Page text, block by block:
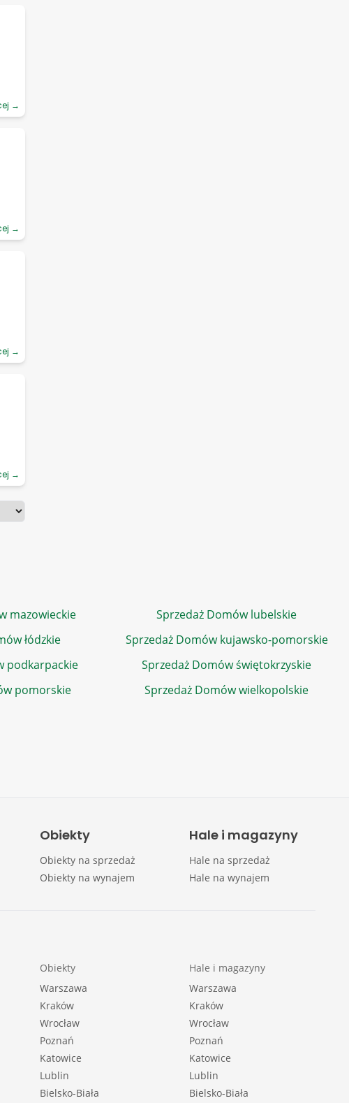
→
→
→
→
mazowieckie
Sprzedaż Domów lubelskie
łódzkie
Sprzedaż Domów kujawsko-pomorskie
podkarpackie
Sprzedaż Domów świętokrzyskie
pomorskie Sprzedaż Domów wielkopolskie
Obiekty
Obiekty na sprzedaż
Obiekty na wynajem
Hale i magazyny
Hale na sprzedaż
Hale na wynajem
Obiekty
Warszawa
Kraków
Wrocław
Poznań
Katowice
Lublin
Bielsko-Biała
Hale i magazyny
Warszawa
Kraków
Wrocław
Poznań
Katowice
Lublin
Bielsko-Biała